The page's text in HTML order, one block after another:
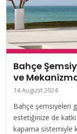
Bahçe
ve
14 August 2024
Bahçe şemsiyeleri
estetiğinize de
kapama sistemiyle